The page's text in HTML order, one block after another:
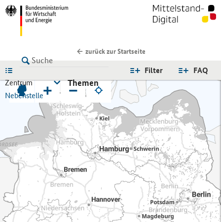
zurück zur Startseite
FAQ
Filter
Zentrum
Nebenstelle
Themen
+ −